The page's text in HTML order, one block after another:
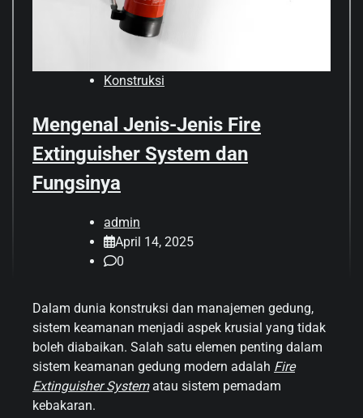
Konstruksi
Mengenal Jenis-Jenis Fire
Extinguisher System dan
Fungsinya
admin
April 14, 2025
0
Dalam dunia konstruksi dan manajemen gedung,
sistem keamanan menjadi aspek krusial yang tidak
boleh diabaikan. Salah satu elemen penting dalam
sistem keamanan gedung modern adalah Fire
Extinguisher Systematau sistem pemadam
kebakaran.